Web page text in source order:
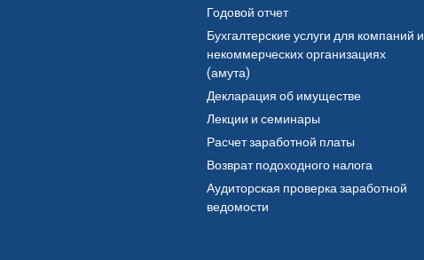
Годовой отчет
Бухгалтерские услуги для компаний и
некоммерческих организациях
(амута)
Декларация об имуществе
Лекции и семинары
Расчет заработной платы
Возврат подоходного налога
Аудиторская проверка заработной
ведомости